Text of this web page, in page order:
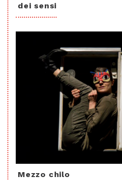
dei sensi
Mezzo chilo